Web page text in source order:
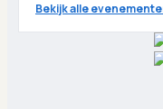
Bekijk alle